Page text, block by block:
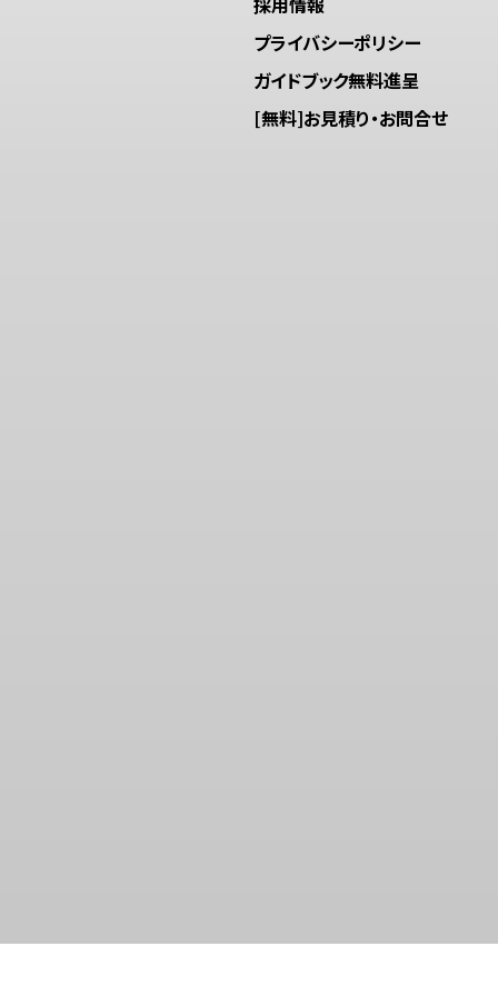
プライバシーポリシー
ガイドブック無料進呈
[無料]お見積り・お問合せ